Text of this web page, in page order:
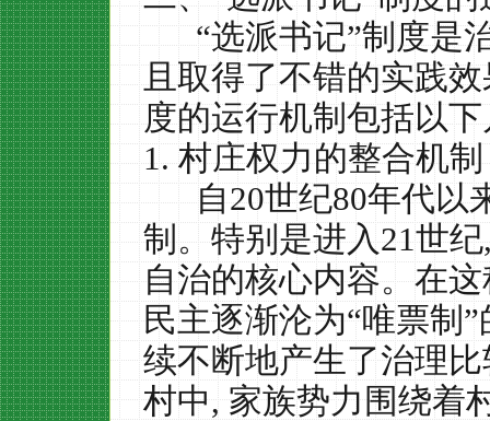
“选派书记”制度是
且取得了不错的实践
度的运行机制包括以
1.村庄权力的整合机制
自20世纪80年代以
制。特别是进入21世纪
自治的核心内容。在
民主逐渐沦为“唯票制
续不断地产生了治理
村中,家族势力围绕着